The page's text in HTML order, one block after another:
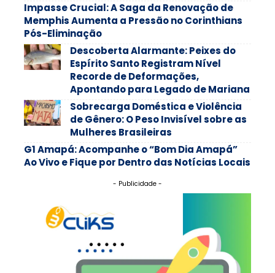
Impasse Crucial: A Saga da Renovação de
Memphis Aumenta a Pressão no Corinthians
Pós-Eliminação
Descoberta Alarmante: Peixes do
Espírito Santo Registram Nível
Recorde de Deformações,
Apontando para Legado de Mariana
Sobrecarga Doméstica e Violência
de Gênero: O Peso Invisível sobre as
Mulheres Brasileiras
G1 Amapá: Acompanhe o “Bom Dia Amapá”
Ao Vivo e Fique por Dentro das Notícias Locais
- Publicidade -